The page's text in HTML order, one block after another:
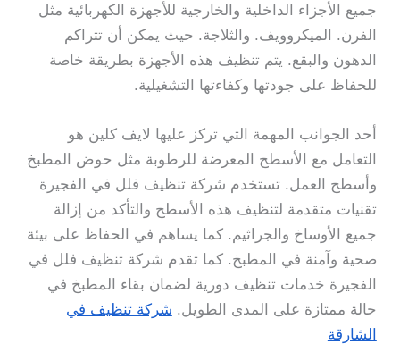
جميع الأجزاء الداخلية والخارجية للأجهزة الكهربائية مثل
الفرن. الميكروويف. والثلاجة. حيث يمكن أن تتراكم
الدهون والبقع. يتم تنظيف هذه الأجهزة بطريقة خاصة
للحفاظ على جودتها وكفاءتها التشغيلية.
أحد الجوانب المهمة التي تركز عليها لايف كلين هو
التعامل مع الأسطح المعرضة للرطوبة مثل حوض المطبخ
وأسطح العمل. تستخدم شركة تنظيف فلل في الفجيرة
تقنيات متقدمة لتنظيف هذه الأسطح والتأكد من إزالة
جميع الأوساخ والجراثيم. كما يساهم في الحفاظ على بيئة
صحية وآمنة في المطبخ. كما تقدم شركة تنظيف فلل في
الفجيرة خدمات تنظيف دورية لضمان بقاء المطبخ في
حالة ممتازة على المدى الطويل. شركة تنظيف في
الشارقة